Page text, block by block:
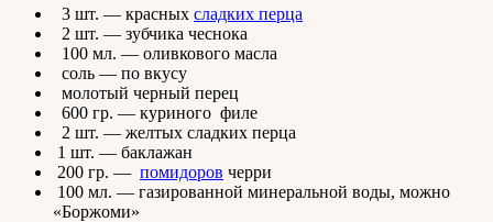
3 шт. — красных сладких перца
2 шт. — зубчика чеснока
100 мл. — оливкового масла
соль — по вкусу
молотый черный перец
600 гр. — куриного филе
2 шт. — желтых сладких перца
1 шт. — баклажан
200 гр. — помидоров черри
100 мл. — газированной минеральной воды, можно
«Боржоми»